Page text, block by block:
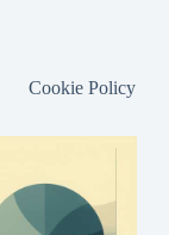
Cookie Policy